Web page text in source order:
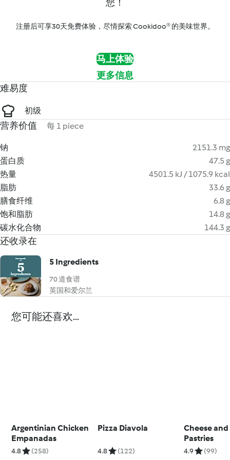
您！
注册后可享30天免费体验，尽情探索 Cookidoo® 的美味世界。
马上体验
更多信息
难易度
初级
营养价值 每 1 piece
钠
2151.3 mg
蛋白质
47.5 g
热量
4501.5 kJ / 1075.9 kcal
脂肪
33.6 g
膳食纤维
6.8 g
饱和脂肪
14.8 g
碳水化合物
144.3 g
还收录在
5 Ingredients
70 道食谱
英国和爱尔兰
您可能还喜欢...
Argentinian Chicken
Empanadas
4.8 (258)
Pizza Diavola
4.8 (122)
Cheese
Pastries
4.9 (99)